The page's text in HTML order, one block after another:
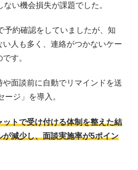
い機会損失が課題でした。
予約確認をしていましたが、知
い人も多く、連絡がつかないケー
す。
や面談前に自動でリマインドを送
ージ」を導入。
ットで受け付ける体制を整えた結
が減少し、面談実施率が5ポイン